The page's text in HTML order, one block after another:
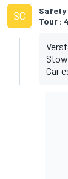
Safety
Tour :
Car